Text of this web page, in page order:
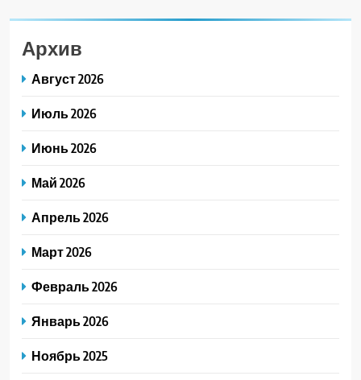
Архив
Август 2026
Июль 2026
Июнь 2026
Май 2026
Апрель 2026
Март 2026
Февраль 2026
Январь 2026
Ноябрь 2025